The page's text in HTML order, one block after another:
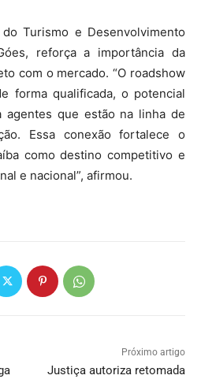
Turismo e Desenvolvimento
reforça a importância da
com o mercado. “O roadshow
forma qualificada, o potencial
agentes que estão na linha de
Essa conexão fortalece o
como destino competitivo e
e nacional”, afirmou.
Próximo artigo
Justiça autoriza retomada